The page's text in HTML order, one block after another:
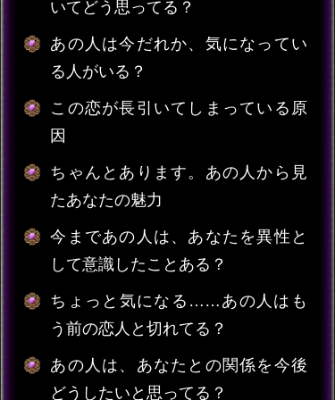
いてどう思ってる？
あの人は今だれか、気になってい
る人がいる？
この恋が長引いてしまっている原
因
ちゃんとあります。あの人から見
たあなたの魅力
今まであの人は、あなたを異性と
して意識したことある？
ちょっと気になる……あの人はも
う前の恋人と切れてる？
あの人は、あなたとの関係を今後
どうしたいと思ってる？